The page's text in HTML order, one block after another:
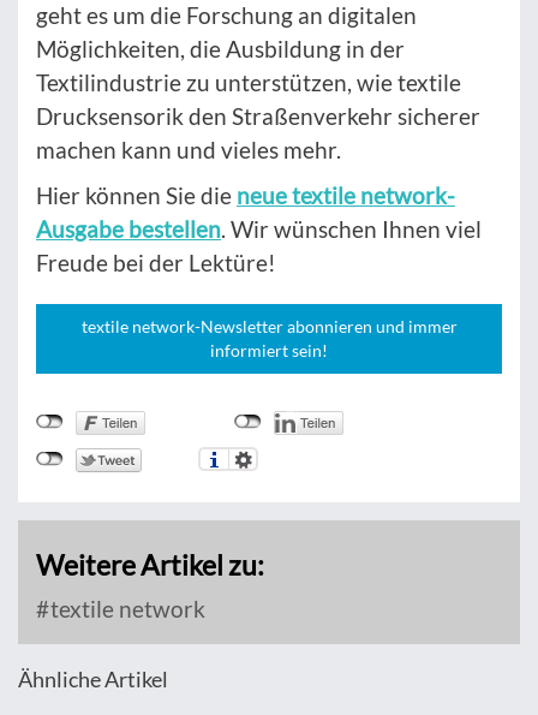
geht es um die Forschung an digitalen
Möglichkeiten, die Ausbildung in der
Textilindustrie zu unterstützen, wie textile
Drucksensorik den Straßenverkehr sicherer
machen kann und vieles mehr.
Hier können Sie die neue textile network-
Ausgabe bestellen. Wir wünschen Ihnen viel
Freude bei der Lektüre!
textile network-Newsletter abonnieren und immer
informiert sein!
Weitere Artikel zu:
textile network
Ähnliche Artikel